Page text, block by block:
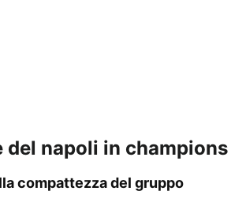
del napoli in
compattezza del gruppo